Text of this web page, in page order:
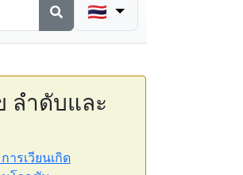
🇹🇭
ลำดับและ
รเวียนเกิด